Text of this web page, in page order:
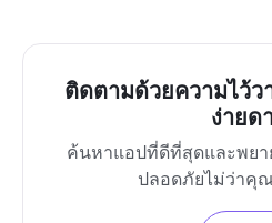
ติดตามด้วยความไว้ว
ง่ายด
ค้นหาแอปที่ดีที่สุดและพย
ปลอดภัยไม่ว่าคุ